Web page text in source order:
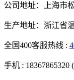
公司地址：上海市
生产地址：浙江省
全国400客服热线 :
手机 : 18367865320